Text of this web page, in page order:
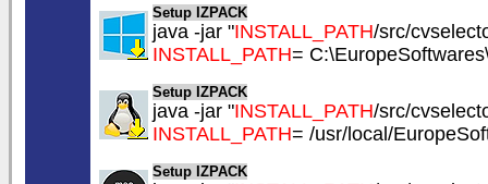
Setup IZPACK
java -jar "INSTALL_PATH/src/
INSTALL_PATH=
Setup IZPACK
java -jar "INSTALL_PATH/src/
INSTALL_PATH= /usr/local/
Setup IZPACK